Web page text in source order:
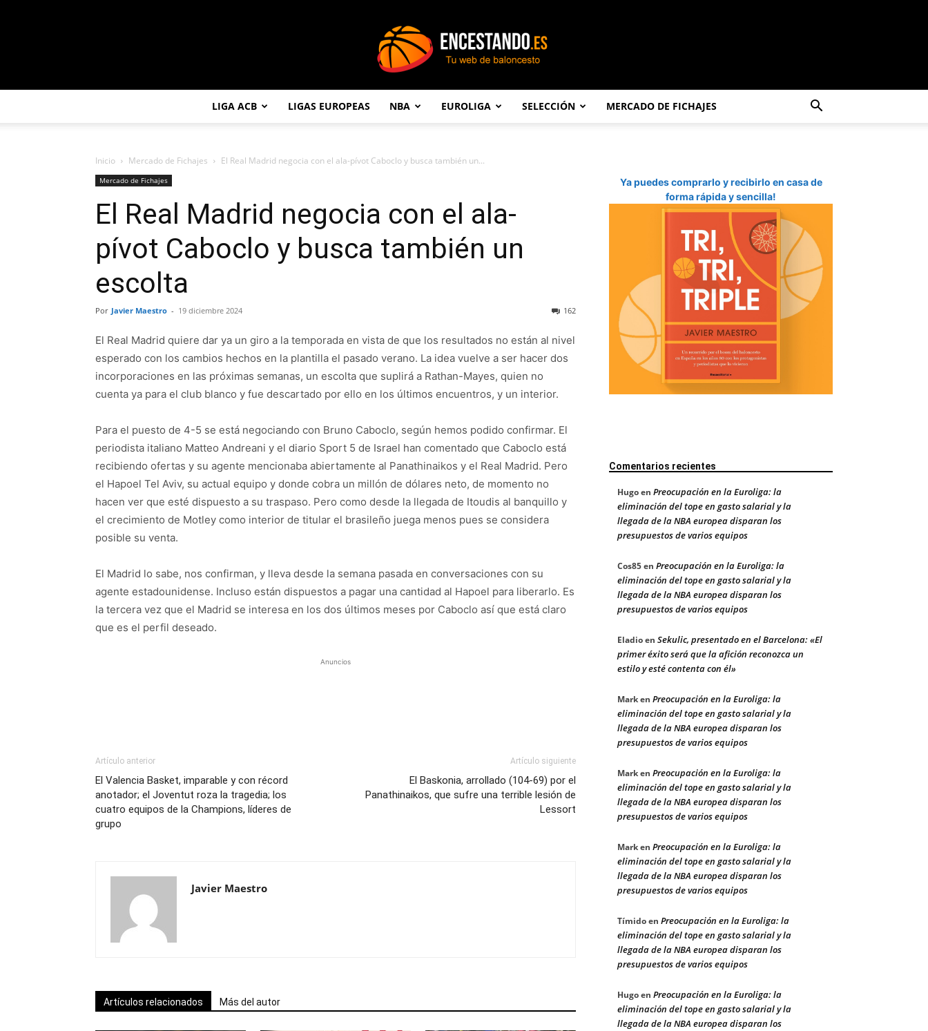
LIGA ACB LIGAS EUROPEAS NBA EUROLIGA SELECCIÓN MERCADO DE FICHAJES
Inicio Mercado de Fichajes El Real Madrid negocia con el ala-pívot Caboclo y busca también un...
Mercado de Fichajes
El Real Madrid negocia con el ala-
pívot Caboclo y busca también un
escolta
Por Javier Maestro - 19 diciembre 2024 162
El Real Madrid quiere dar ya un giro a la temporada en vista de que los resultados no están al nivel
esperado con los cambios hechos en la plantilla el pasado verano. La idea vuelve a ser hacer dos
incorporaciones en las próximas semanas, un escolta que suplirá a Rathan-Mayes, quien no
cuenta ya para el club blanco y fue descartado por ello en los últimos encuentros, y un interior.
Para el puesto de 4-5 se está negociando con Bruno Caboclo, según hemos podido confirmar. El
periodista italiano Matteo Andreani y el diario Sport 5 de Israel han comentado que Caboclo está
recibiendo ofertas y su agente mencionaba abiertamente al Panathinaikos y el Real Madrid. Pero
el Hapoel Tel Aviv, su actual equipo y donde cobra un millón de dólares neto, de momento no
hacen ver que esté dispuesto a su traspaso. Pero como desde la llegada de Itoudis al banquillo y
el crecimiento de Motley como interior de titular el brasileño juega menos pues se considera
posible su venta.
El Madrid lo sabe, nos confirman, y lleva desde la semana pasada en conversaciones con su
agente estadounidense. Incluso están dispuestos a pagar una cantidad al Hapoel para liberarlo. Es
la tercera vez que el Madrid se interesa en los dos últimos meses por Caboclo así que está claro
que es el perfil deseado.
Anuncios
Artículo anterior
El Valencia Basket, imparable y con récord
anotador; el Joventut roza la tragedia; los
cuatro equipos de la Champions, líderes de
grupo
Artículo siguiente
El Baskonia, arrollado (104-69) por el
Panathinaikos, que sufre una terrible lesión de
Lessort
Javier Maestro
Artículos relacionados Más del autor
Ya puedes comprarlo y recibirlo en casa de
forma rápida y sencilla!
Comentarios recientes
Hugoen Preocupación en la Euroliga: la
eliminación del tope en gasto salarial y la
llegada de la NBA europea disparan los
presupuestos de varios equipos
Cos85en Preocupación en la Euroliga: la
eliminación del tope en gasto salarial y la
llegada de la NBA europea disparan los
presupuestos de varios equipos
Eladioen Sekulic, presentado en el Barcelona: «El
primer éxito será que la afición reconozca un
estilo y esté contenta con él»
Marken Preocupación en la Euroliga: la
eliminación del tope en gasto salarial y la
llegada de la NBA europea disparan los
presupuestos de varios equipos
Marken Preocupación en la Euroliga: la
eliminación del tope en gasto salarial y la
llegada de la NBA europea disparan los
presupuestos de varios equipos
Marken Preocupación en la Euroliga: la
eliminación del tope en gasto salarial y la
llegada de la NBA europea disparan los
presupuestos de varios equipos
Tímidoen Preocupación en la Euroliga: la
eliminación del tope en gasto salarial y la
llegada de la NBA europea disparan los
presupuestos de varios equipos
Hugoen Preocupación en la Euroliga: la
eliminación del tope en gasto salarial y la
llegada de la NBA europea disparan los